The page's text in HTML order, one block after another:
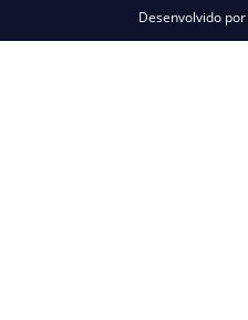
Desenvolvido por